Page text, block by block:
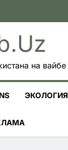
на вайбе
ЭКОЛОГИЯ